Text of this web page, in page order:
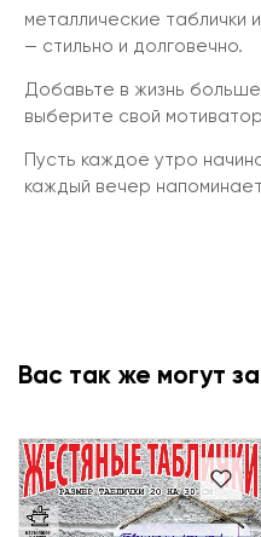
металлические таблички
— стильно и долговечно.
Добавьте в жизнь
выберите свой
Пусть каждое утро
каждый вечер
Вас так же могут